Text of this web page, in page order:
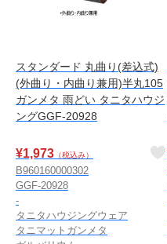
スタンダード 丸曲り(差込式)
(外曲り・内曲り兼用)半丸105
ガンメタ 雨どい タニタハウジ
ングGGF-20928
¥1,973 （税込み）
B960160000302
GGF-20928
-
タニタハウジングウェア
タニマットガンメタ